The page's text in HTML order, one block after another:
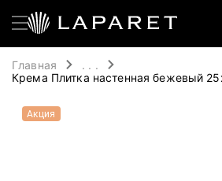
Главная
. . .
Крема Плитка настенная бежевый
Акция